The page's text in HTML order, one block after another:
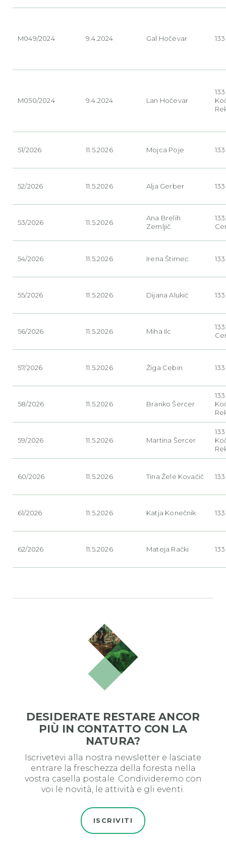
M049/2024 9.4.2024 Gal Hočevar
M050/2024 9.4.2024 Lan Hočevar
51/2026 11.5.2026 Mojca Poje
52/2026 11.5.2026 Alja Gerber
53/2026 11.5.2026
Ana Brelih
Zemljič
54/2026 11.5.2026 Irena Štimec
55/2026 11.5.2026 Dijana Alukić
56/2026 11.5.2026 Miha Ilc
57/2026 11.5.2026 Žiga Cebin
58/2026 11.5.2026 Branko Šercer
59/2026 11.5.2026 Martina Šercer
60/2026 11.5.2026 Tina Žele Kovačič
61/2026 11.5.2026 Katja Konečnik
62/2026 11.5.2026 Mateja Rački
DESIDERATE RESTARE ANCOR
PIÙ IN CONTATTO CON LA
NATURA?
Iscrivetevi alla nostra newsletter e lasciate
entrare la freschezza della foresta nella
vostra casella postale. Condivideremo con
voi le novità, le attività e gli eventi.
ISCRIVITI